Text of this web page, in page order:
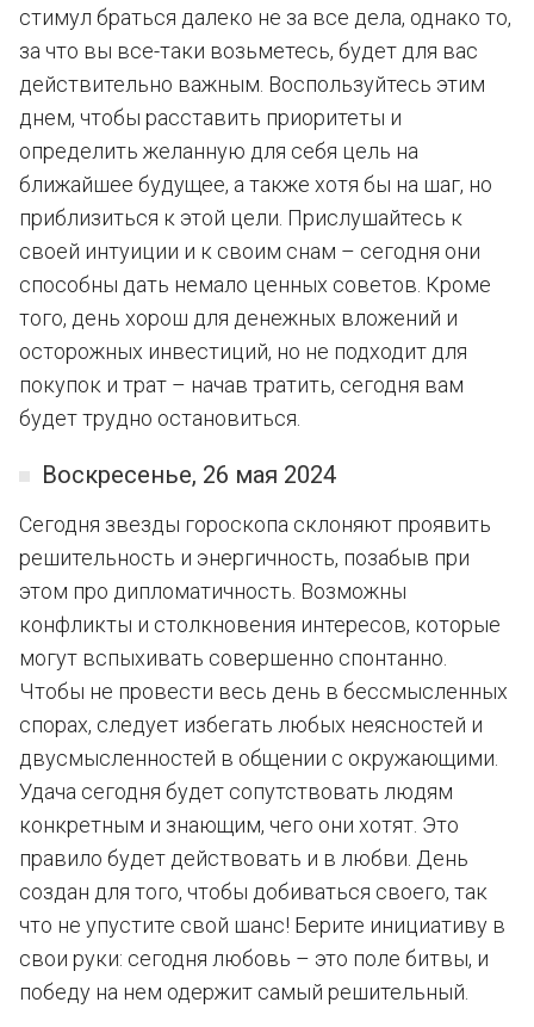
стимул браться далеко не за все дела, однако то,
за что вы все-таки возьметесь, будет для вас
действительно важным. Воспользуйтесь этим
днем, чтобы расставить приоритеты и
определить желанную для себя цель на
ближайшее будущее, а также хотя бы на шаг, но
приблизиться к этой цели. Прислушайтесь к
своей интуиции и к своим снам – сегодня они
способны дать немало ценных советов. Кроме
того, день хорош для денежных вложений и
осторожных инвестиций, но не подходит для
покупок и трат – начав тратить, сегодня вам
будет трудно остановиться.
Воскресенье, 26 мая 2024
Сегодня звезды гороскопа склоняют проявить
решительность и энергичность, позабыв при
этом про дипломатичность. Возможны
конфликты и столкновения интересов, которые
могут вспыхивать совершенно спонтанно.
Чтобы не провести весь день в бессмысленных
спорах, следует избегать любых неясностей и
двусмысленностей в общении с окружающими.
Удача сегодня будет сопутствовать людям
конкретным и знающим, чего они хотят. Это
правило будет действовать и в любви. День
создан для того, чтобы добиваться своего, так
что не упустите свой шанс! Берите инициативу в
свои руки: сегодня любовь – это поле битвы, и
победу на нем одержит самый решительный.